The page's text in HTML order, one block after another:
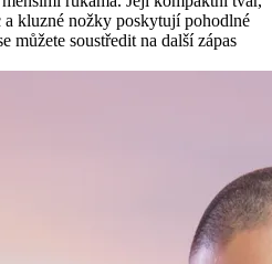
kluzné nožky poskytují pohodlné
můžete soustředit na další zápas